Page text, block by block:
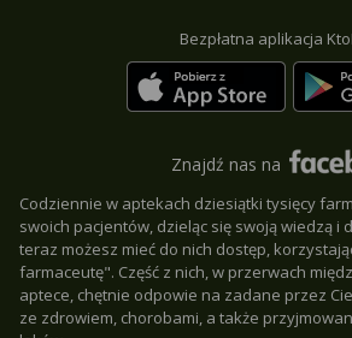
Bezpłatna aplikacja
Znajdź nas na
Codziennie w aptekach dziesiątki tysięcy
swoich pacjentów, dzieląc się swoją wiedzą i
teraz możesz mieć do nich dostęp,
farmaceutę". Część z nich, w przerwach
aptece, chętnie odpowie na zadane przez
ze zdrowiem, chorobami, a także